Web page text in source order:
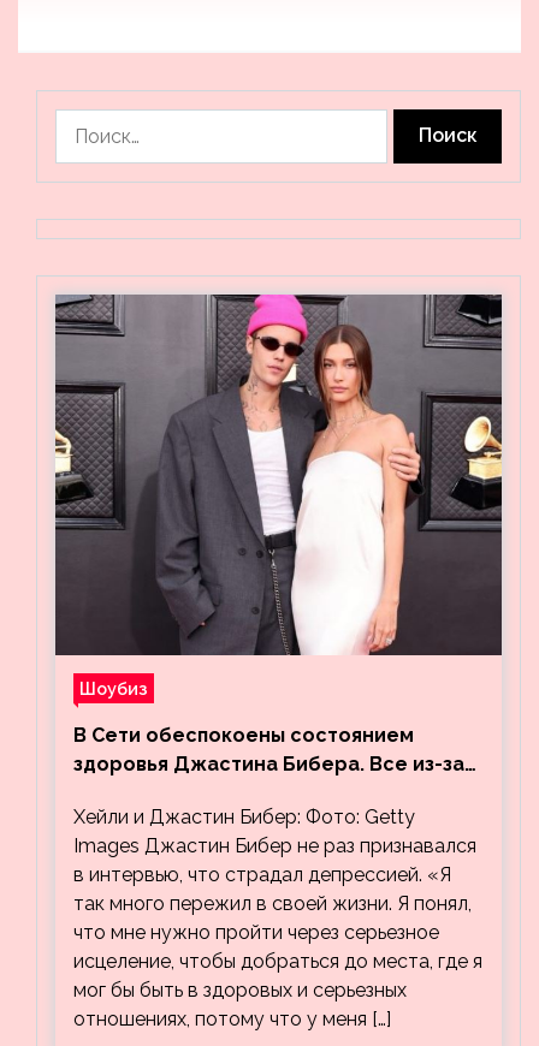
Шоубиз
В Сети обеспокоены состоянием
здоровья Джастина Бибера. Все из-за
Хейли
Хейли и Джастин Бибер: Фото: Getty
Images Джастин Бибер не раз признавался
в интервью, что страдал депрессией. «Я
так много пережил в своей жизни. Я понял,
что мне нужно пройти через серьезное
исцеление, чтобы добраться до места, где я
мог бы быть в здоровых и серьезных
отношениях, потому что у меня […]